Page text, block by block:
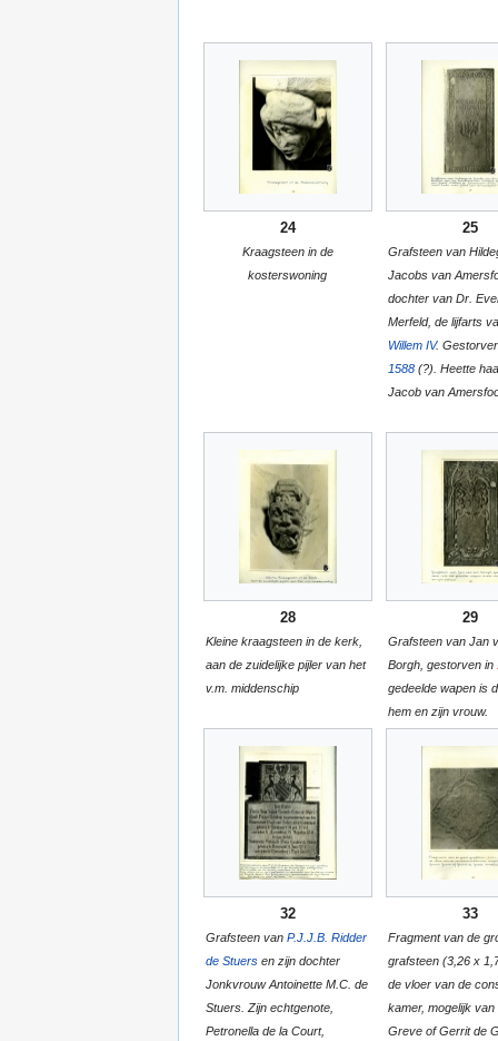
24
Kraagsteen in de
kosterswoning
25
Grafsteen van
Jacobs van
dochter van Dr.
Merfeld, de lijfarts
Willem IV.
1588 (?). Heette
Jacob van
28
Kleine kraagsteen in de kerk,
aan de zuidelijke pijler van het
v.m. middenschip
29
Grafsteen van Jan
Borgh, gestorven in
gedeelde wapen is
hem en zijn vrouw.
32
Grafsteen van P.J.J.B. Ridder
de Stuers en zijn dochter
Jonkvrouw Antoinette M.C. de
Stuers. Zijn echtgenote,
Petronella de la Court,
33
Fragment van de
grafsteen (3,26 x
de vloer van de
kamer, mogelijk van
Greve of Gerrit de